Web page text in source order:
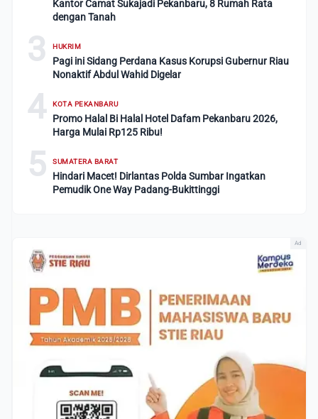
Kantor Camat Sukajadi Pekanbaru, 8 Rumah Rata
dengan Tanah
3 HUKRIM
Pagi ini Sidang Perdana Kasus Korupsi Gubernur Riau
Nonaktif Abdul Wahid Digelar
4 KOTA PEKANBARU
Promo Halal Bi Halal Hotel Dafam Pekanbaru 2026,
Harga Mulai Rp125 Ribu!
5 SUMATERA BARAT
Hindari Macet! Dirlantas Polda Sumbar Ingatkan
Pemudik One Way Padang-Bukittinggi
Ad